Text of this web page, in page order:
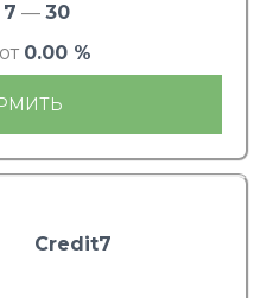
7 — 30
0.00 %
Credit7